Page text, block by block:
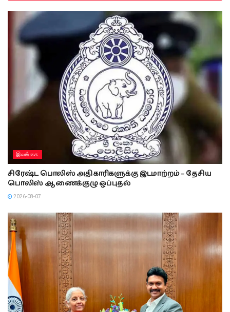
இலங்கை
சிரேஷ்ட பொலிஸ் அதிகாரிகளுக்கு இடமாற்றம் – தேசிய
பொலிஸ் ஆணைக்குழு ஒப்புதல்
2026-08-07